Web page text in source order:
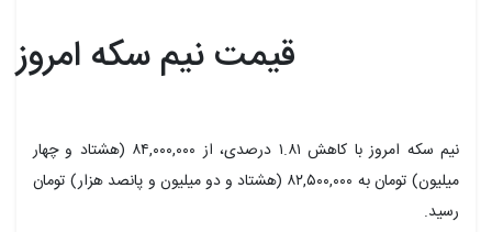
قیمت نیم سکه امروز
نیم سکه امروز با کاهش ۱.۸۱ درصدی، از ۸۴,۰۰۰,۰۰۰ (هشتاد و چهار
میلیون) تومان به ۸۲,۵۰۰,۰۰۰ (هشتاد و دو میلیون و پانصد هزار) تومان
رسید.